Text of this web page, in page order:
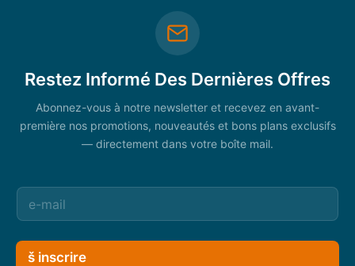
Restez Informé Des Dernières Offres
Abonnez-vous à notre newsletter et recevez en avant-
première nos promotions, nouveautés et bons plans exclusifs
— directement dans votre boîte mail.
š inscrire